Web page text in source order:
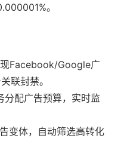
。
现Facebook/Google广
联封禁。
分配广告预算，实时监
变体，自动筛选高转化